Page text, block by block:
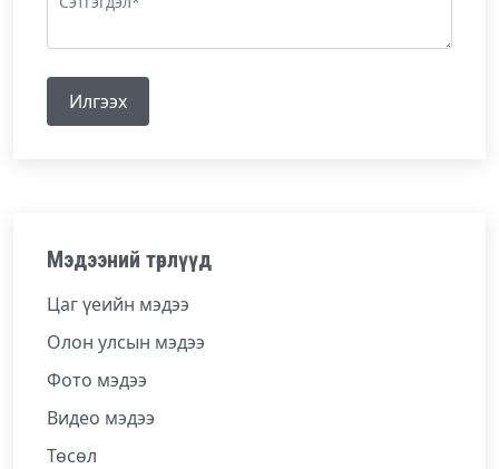
Илгээх
Мэдээний төрлүүд
Цаг үеийн мэдээ
Олон улсын мэдээ
Фото мэдээ
Видео мэдээ
Төсөл